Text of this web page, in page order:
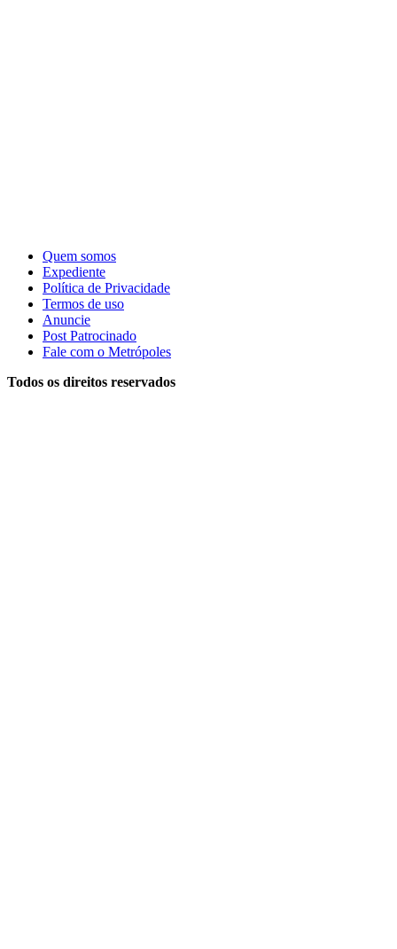
Quem somos
Expediente
Política de Privacidade
Termos de uso
Anuncie
Post Patrocinado
Fale com o Metrópoles
Todos os direitos reservados